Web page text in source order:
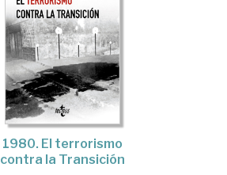
1980. El terrorismo
contra la Transición